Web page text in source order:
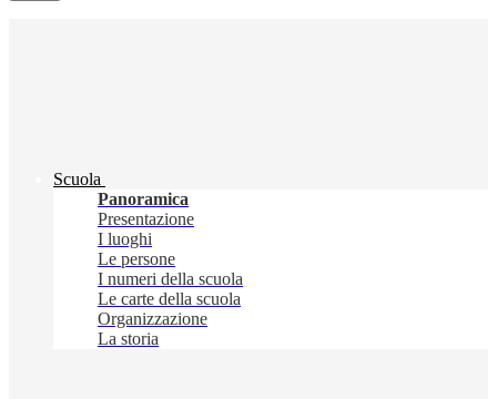
Scuola
Panoramica
Presentazione
I luoghi
Le persone
I numeri della scuola
Le carte della scuola
Organizzazione
La storia